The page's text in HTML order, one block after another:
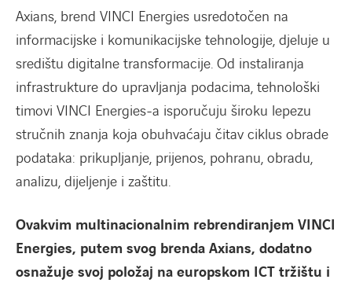
Axians, brend VINCI Energies usredotočen na
informacijske i komunikacijske tehnologije, djeluje u
središtu digitalne transformacije. Od instaliranja
infrastrukture do upravljanja podacima, tehnološki
timovi VINCI Energies-a isporučuju široku lepezu
stručnih znanja koja obuhvaćaju čitav ciklus obrade
podataka: prikupljanje, prijenos, pohranu, obradu,
analizu, dijeljenje i zaštitu.
Ovakvim multinacionalnim rebrendiranjem VINCI
Energies, putem svog brenda Axians, dodatno
osnažuje svoj položaj na europskom ICT tržištu i